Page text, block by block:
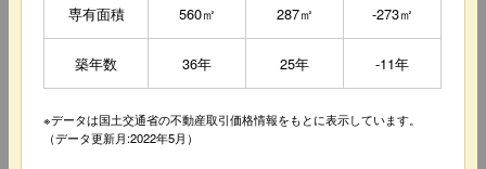
専有面積 560㎡ 287㎡ -273㎡
築年数 36年 25年 -11年
※データは国土交通省の不動産取引価格情報をもとに表示しています。
（データ更新月:2022年5月）